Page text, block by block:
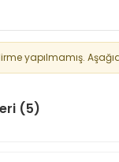
yapılmamış.
(5)